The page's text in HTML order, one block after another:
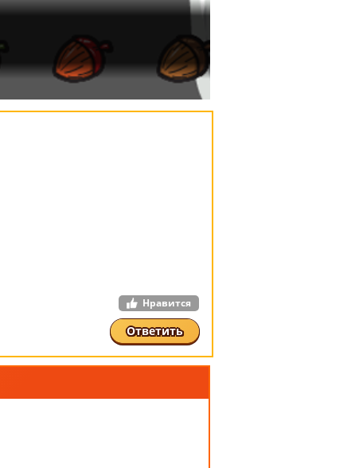
Нравится
Ответить